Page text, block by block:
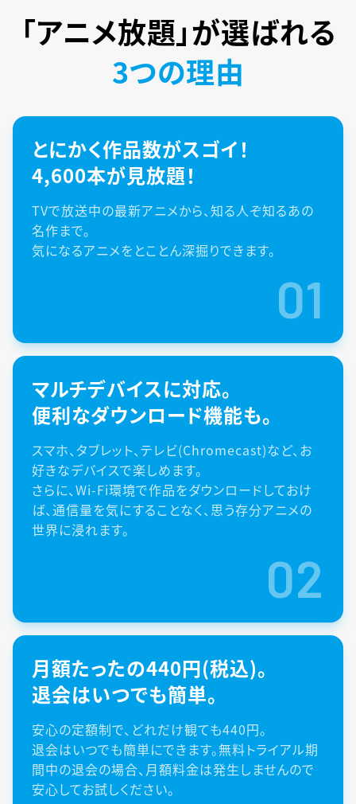
「アニメ放題」が選ばれる
3つの理由
とにかく作品数がスゴイ！
4,600本が見放題！
TVで放送中の最新アニメから、知る人ぞ知るあの
名作まで。
気になるアニメをとことん深掘りできます。
01
マルチデバイスに対応。
便利なダウンロード機能も。
スマホ、タブレット、テレビ(Chromecast)など、お
好きなデバイスで楽しめます。
さらに、Wi-Fi環境で作品をダウンロードしておけ
ば、通信量を気にすることなく、思う存分アニメの
世界に浸れます。
02
月額たったの440円(税込)。
退会はいつでも簡単。
安心の定額制で、どれだけ観ても440円。
退会はいつでも簡単にできます。無料トライアル期
間中の退会の場合、月額料金は発生しませんので
安心してお試しください。